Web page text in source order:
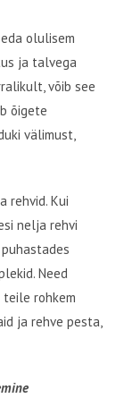
olulisem
ja talvega
võib see
õigete
välimust,
rehvid. Kui
nelja rehvi
Need
rohkem
ja rehve pesta,